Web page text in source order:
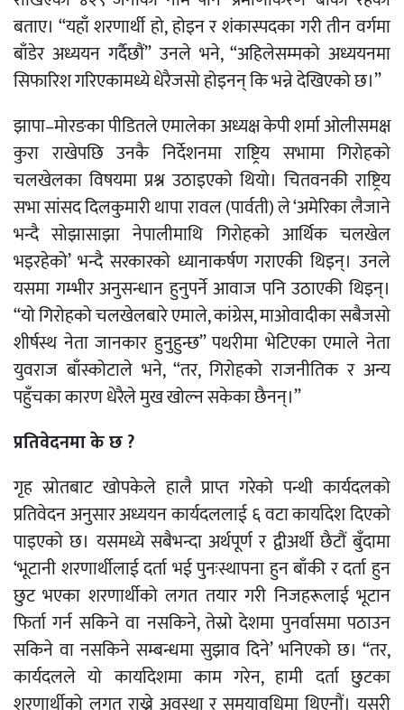
बताए। “यहाँ शरणार्थी हो, होइन र शंकास्पदका गरी तीन वर्गमा
बाँडेर अध्ययन गर्दैछौं” उनले भने, “अहिलेसम्मको अध्ययनमा
सिफारिश गरिएकामध्ये धेरैजसो होइनन् कि भन्ने देखिएको छ।”
झापा–मोरङका पीडितले एमालेका अध्यक्ष केपी शर्मा ओलीसमक्ष
कुरा राखेपछि उनकै निर्देशनमा राष्ट्रिय सभामा गिरोहको
चलखेलका विषयमा प्रश्न उठाइएको थियो। चितवनकी राष्ट्रिय
सभा सांसद दिलकुमारी थापा रावल (पार्वती) ले ‘अमेरिका लैजाने
भन्दै सोझासाझा नेपालीमाथि गिरोहको आर्थिक चलखेल
भइरहेको’ भन्दै सरकारको ध्यानाकर्षण गराएकी थिइन्। उनले
यसमा गम्भीर अनुसन्धान हुनुपर्ने आवाज पनि उठाएकी थिइन्।
“यो गिरोहको चलखेलबारे एमाले, कांग्रेस, माओवादीका सबैजसो
शीर्षस्थ नेता जानकार हुनुहुन्छ” पथरीमा भेटिएका एमाले नेता
युवराज बाँस्कोटाले भने, “तर, गिरोहको राजनीतिक र अन्य
पहुँचका कारण धेरैले मुख खोल्न सकेका छैनन्।”
प्रतिवेदनमा के छ ?
गृह स्रोतबाट खोपकेले हालै प्राप्त गरेको पन्थी कार्यदलको
प्रतिवेदन अनुसार अध्ययन कार्यदललाई ६ वटा कार्यादेश दिएको
पाइएको छ। यसमध्ये सबैभन्दा अर्थपूर्ण र द्वीअर्थी छैटौं बुँदामा
‘भूटानी शरणार्थीलाई दर्ता भई पुनःस्थापना हुन बाँकी र दर्ता हुन
छुट भएका शरणार्थीको लगत तयार गरी निजहरूलाई भूटान
फिर्ता गर्न सकिने वा नसकिने, तेस्रो देशमा पुनर्वासमा पठाउन
सकिने वा नसकिने सम्बन्धमा सुझाव दिने’ भनिएको छ। “तर,
कार्यदलले यो कार्यादेशमा काम गरेन, हामी दर्ता छुटका